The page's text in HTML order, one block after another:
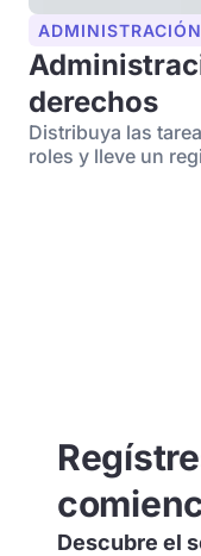
ADMINISTRACIÓN
derechos
Distribuya las
roles y lleve un
Descubre el